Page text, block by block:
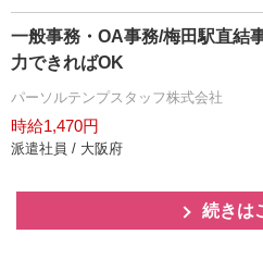
一般事務・OA事務/梅田駅直結
力できればOK
パーソルテンプスタッフ株式会社
時給1,470円
派遣社員 / 大阪府
続きは